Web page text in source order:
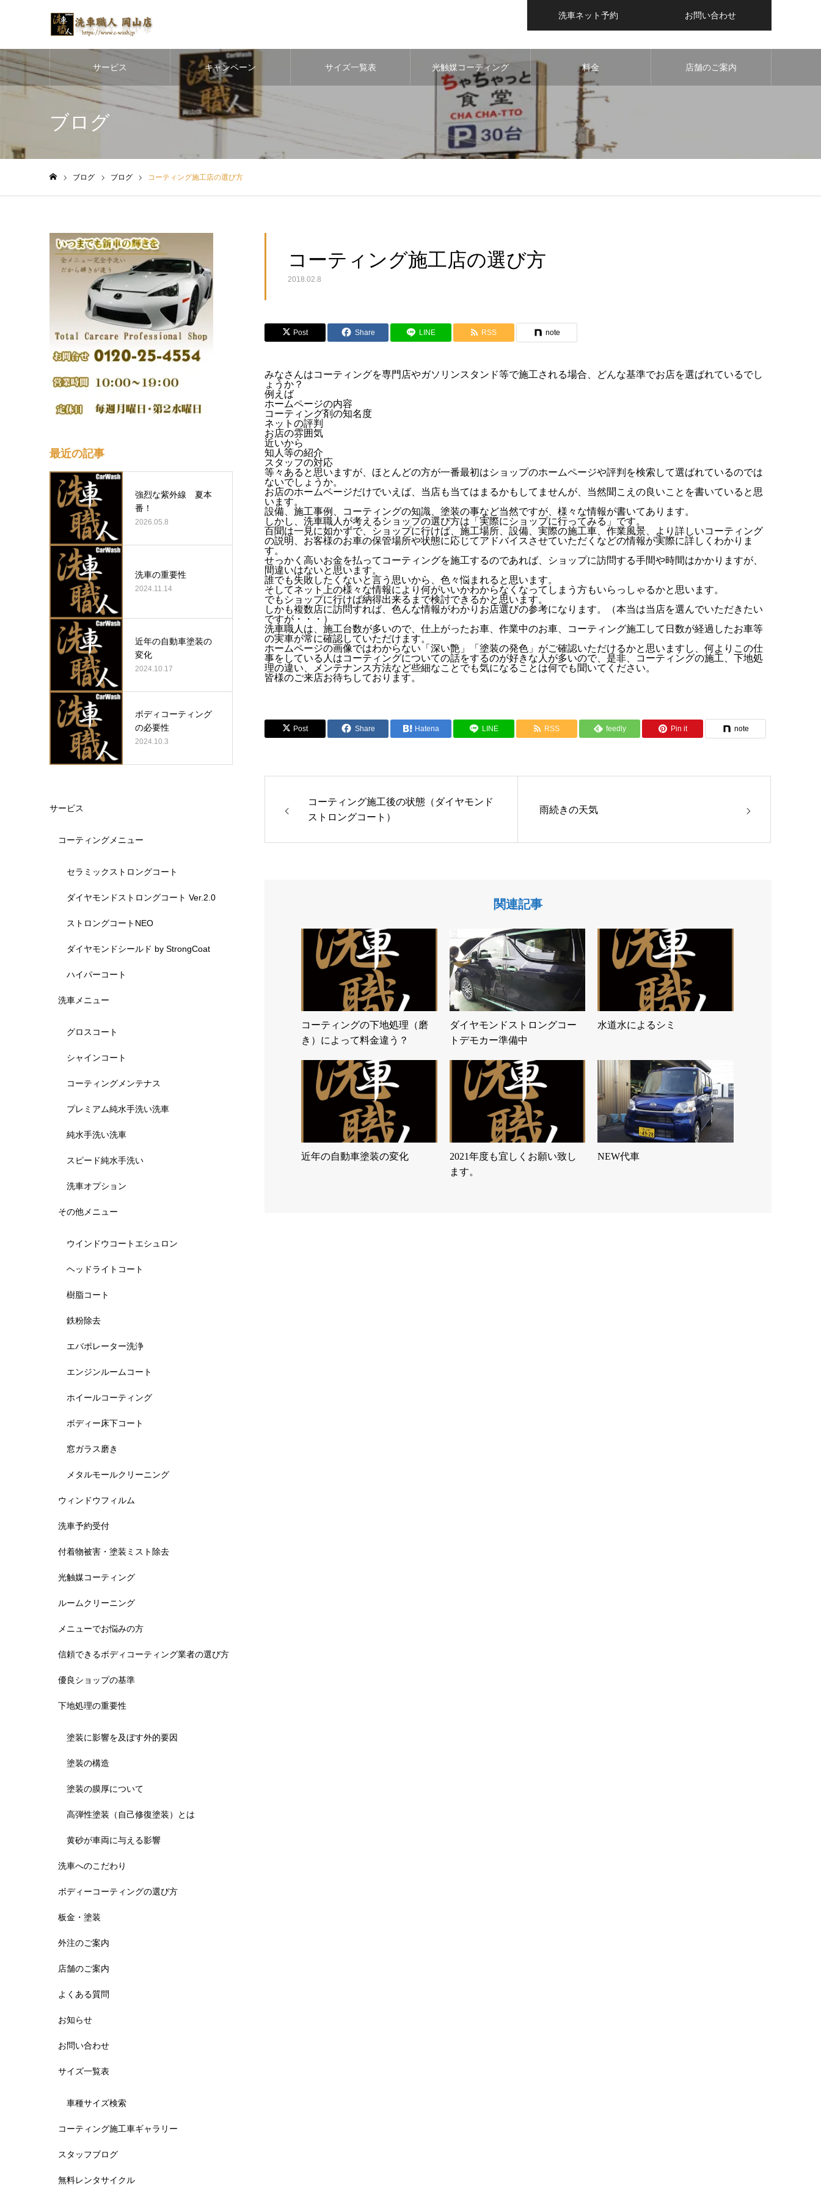
洗車ネット予約 お問い合わせ
サービス キャンペーン サイズ一覧表 光触媒コーティング 料金 店舗のご案内
ブログ
ブログ ブログ コーティング施工店の選び方
コーティング施工店の選び方
2018.02.8
Post Share LINE RSS note
みなさんはコーティングを専門店やガソリンスタンド等で施工される場合、どんな基準でお店を選ばれているでし
ょうか？
例えば
ホームページの内容
コーティング剤の知名度
ネットの評判
お店の雰囲気
近いから
知人等の紹介
スタッフの対応
等々あると思いますが、ほとんどの方が一番最初はショップのホームページや評判を検索して選ばれているのでは
ないでしょうか。
お店のホームページだけでいえば、当店も当てはまるかもしてませんが、当然聞こえの良いことを書いていると思
います。
設備、施工事例、コーティングの知識、塗装の事など当然ですが、様々な情報が書いてあります。
しかし、洗車職人が考えるショップの選び方は「実際にショップに行ってみる」です。
百聞は一見に如かずで、ショップに行けば、施工場所、設備、実際の施工車、作業風景、より詳しいコーティング
の説明、お客様のお車の保管場所や状態に応じてアドバイスさせていただくなどの情報が実際に詳しくわかりま
す。
せっかく高いお金を払ってコーティングを施工するのであれば、ショップに訪問する手間や時間はかかりますが、
間違いはないと思います。
誰でも失敗したくないと言う思いから、色々悩まれると思います。
そしてネット上の様々な情報により何がいいかわからなくなってしまう方もいらっしゃるかと思います。
でもショップに行けば納得出来るまで検討できるかと思います。
しかも複数店に訪問すれば、色んな情報がわかりお店選びの参考になります。（本当は当店を選んでいただきたい
ですが・・・）
洗車職人は、施工台数が多いので、仕上がったお車、作業中のお車、コーティング施工して日数が経過したお車等
の実車が常に確認していただけます。
ホームページの画像ではわからない「深い艶」「塗装の発色」がご確認いただけるかと思いますし、何よりこの仕
事をしている人はコーティングについての話をするのが好きな人が多いので、是非、コーティングの施工、下地処
理の違い、メンテナンス方法など些細なことでも気になることは何でも聞いてください。
皆様のご来店お待ちしております。
Post Share Hatena LINE RSS feedly Pin it note
コーティング施工後の状態（ダイヤモンド
ストロングコート）
雨続きの天気
関連記事
コーティングの下地処理（磨
き）によって料金違う？
ダイヤモンドストロングコー
トデモカー準備中
水道水によるシミ
近年の自動車塗装の変化
2021年度も宜しくお願い致し
ます。
NEW代車
最近の記事
強烈な紫外線 夏本
番！
2026.05.8
洗車の重要性
2024.11.14
近年の自動車塗装の
変化
2024.10.17
ボディコーティング
の必要性
2024.10.3
サービス
コーティングメニュー
セラミックストロングコート
ダイヤモンドストロングコート Ver.2.0
ストロングコートNEO
ダイヤモンドシールド by StrongCoat
ハイパーコート
洗車メニュー
グロスコート
シャインコート
コーティングメンテナス
プレミアム純水手洗い洗車
純水手洗い洗車
スピード純水手洗い
洗車オプション
その他メニュー
ウインドウコートエシュロン
ヘッドライトコート
樹脂コート
鉄粉除去
エバポレーター洗浄
エンジンルームコート
ホイールコーティング
ボディー床下コート
窓ガラス磨き
メタルモールクリーニング
ウィンドウフィルム
洗車予約受付
付着物被害・塗装ミスト除去
光触媒コーティング
ルームクリーニング
メニューでお悩みの方
信頼できるボディコーティング業者の選び方
優良ショップの基準
下地処理の重要性
塗装に影響を及ぼす外的要因
塗装の構造
塗装の膜厚について
高弾性塗装（自己修復塗装）とは
黄砂が車両に与える影響
洗車へのこだわり
ボディーコーティングの選び方
板金・塗装
外注のご案内
店舗のご案内
よくある質問
お知らせ
お問い合わせ
サイズ一覧表
車種サイズ検索
コーティング施工車ギャラリー
スタッフブログ
無料レンタサイクル